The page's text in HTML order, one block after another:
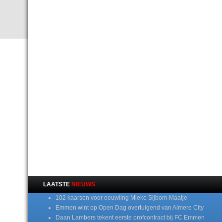
LAATSTE NIEUWS
102 kaarsen voor eeuwling Mieke Sijbom-Maatje
Emmen wint op Open Dag overtuigend van Almere City
Daan Lambers tekent eerste profcontract bij FC Emmen